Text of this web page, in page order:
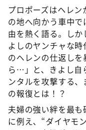
プロポーズはヘレ
の地へ向かう車中
由を熱く語る。し
よしのヤンチャな
のヘレンの仕返し
ら…」と、きよし自
ンタルを攻撃する
の報復とは！？
夫婦の強い絆を最
に例え、“ダイヤモ